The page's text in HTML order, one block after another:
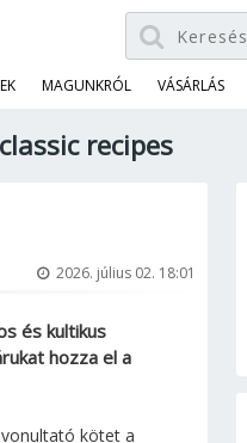
MAGUNKRÓL VÁSÁRLÁS
recipes
2026. július 02. 18:01
és kultikus
hozza el a
kötet a